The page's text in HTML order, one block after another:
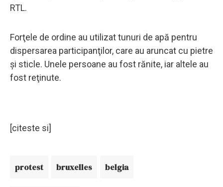
RTL.
Forţele de ordine au utilizat tunuri de apă pentru
dispersarea participanţilor, care au aruncat cu pietre
şi sticle. Unele persoane au fost rănite, iar altele au
fost reţinute.
[citeste si]
protest bruxelles belgia